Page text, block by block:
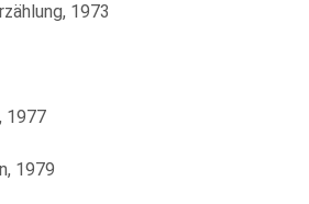
1973
1977
1979